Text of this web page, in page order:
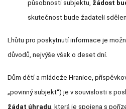
působnosti subjektu, žádost
skutečnost bude žadateli
Lhůtu pro poskytnutí informace je
důvodů, nejvýše však o deset dní.
Dům dětí a mládeže Hranice,
„povinný subjekt“) je v souvislosti s
žádat úhradu, která je spojena s